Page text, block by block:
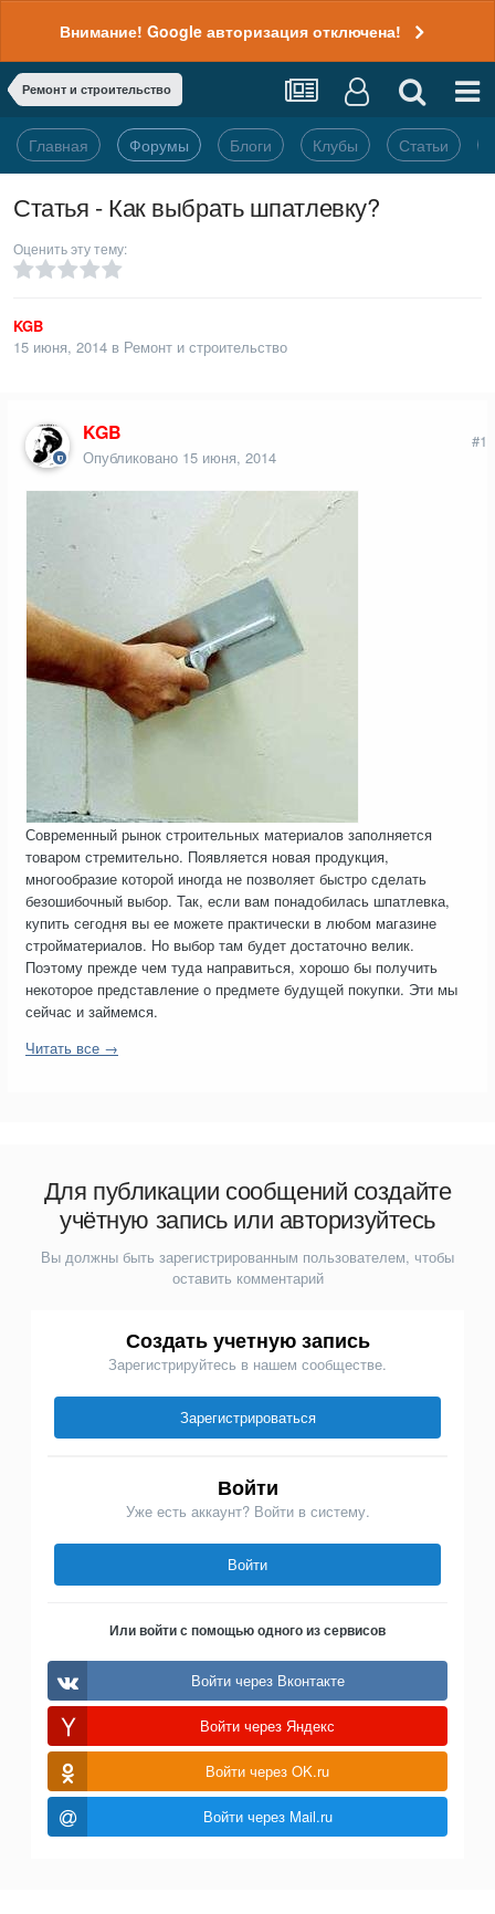
Внимание! Google авторизация отключена!
Ремонт и строительство
Главная Форумы Блоги Клубы Статьи
Статья - Как выбрать шпатлевку?
Оценить эту тему:
KGB
15 июня, 2014 в Ремонт и строительство
KGB
Опубликовано 15 июня, 2014
#1
Современный рынок строительных материалов заполняется
товаром стремительно. Появляется новая продукция,
многообразие которой иногда не позволяет быстро сделать
безошибочный выбор. Так, если вам понадобилась шпатлевка,
купить сегодня вы ее можете практически в любом магазине
стройматериалов. Но выбор там будет достаточно велик.
Поэтому прежде чем туда направиться, хорошо бы получить
некоторое представление о предмете будущей покупки. Эти мы
сейчас и займемся.
Читать все →
Для публикации сообщений создайте
учётную запись или авторизуйтесь
Вы должны быть зарегистрированным пользователем, чтобы
оставить комментарий
Создать учетную запись
Зарегистрируйтесь в нашем сообществе.
Зарегистрироваться
Войти
Уже есть аккаунт? Войти в систему.
Войти
Или войти с помощью одного из сервисов
Войти через Вконтакте
Войти через Яндекс
Войти через OK.ru
Войти через Mail.ru